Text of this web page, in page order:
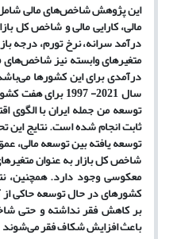
این پژوهش شاخص‌های مالی
مالی، کارایی مالی و شاخص کل
درآمد سرانه، نرخ تورم، درجه
متغیرهای وابسته نیزشاخص‌های
درآمدی برای این کشورها
سال 2021- 1997 برای هفت
توسعه من جملهایران با الگوی
ثابتانجام شده است.نتایج
توسعه یافته بین توسعه مالی،
شاخص کل بازار به عنوان
معکوسی وجود دارد. همچنین،
کشورهای در حال توسعه حاکی
بر کاهش فقر نداشته و حتی
باعث افزایش شکاف فقر می‌شوند